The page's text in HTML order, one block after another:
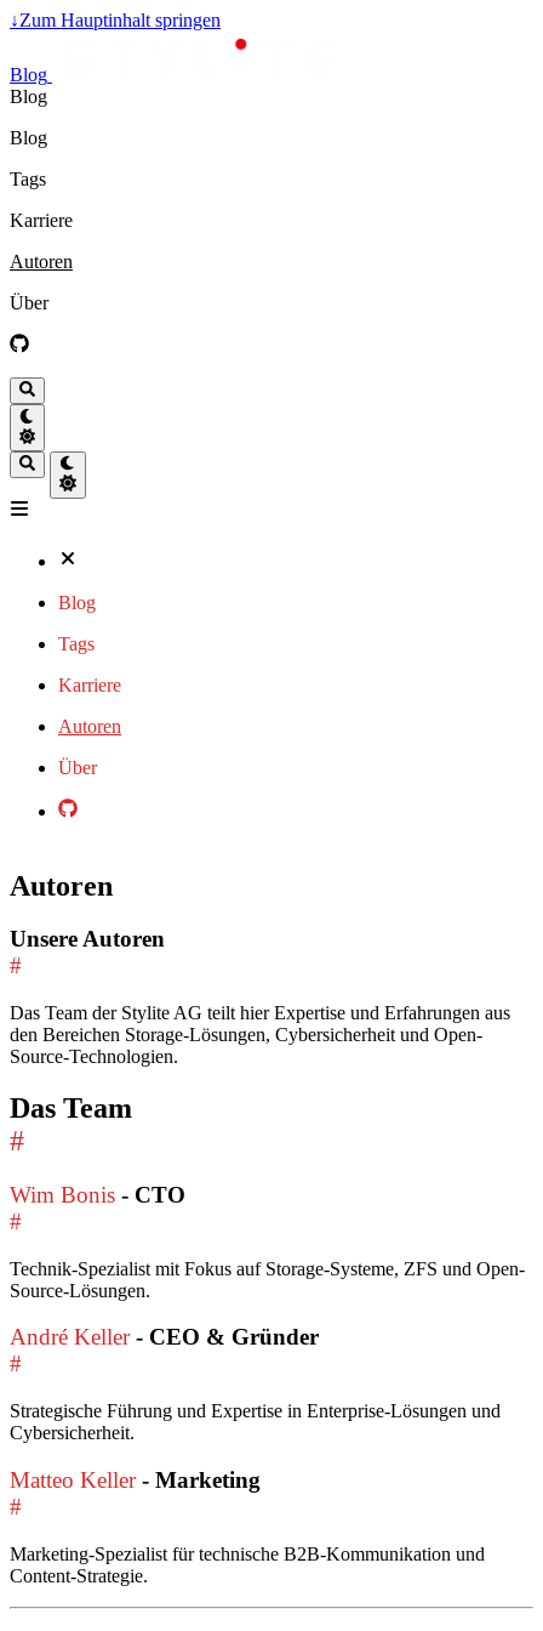
↓Zum Hauptinhalt springen
Blog
Blog
Blog
Tags
Karriere
Autoren
Über
Blog
Tags
Karriere
Autoren
Über
Autoren
Unsere Autoren
#
Das Team der Stylite AG teilt hier Expertise und Erfahrungen aus
den Bereichen Storage-Lösungen, Cybersicherheit und Open-
Source-Technologien.
Das Team
#
Wim Bonis - CTO
#
Technik-Spezialist mit Fokus auf Storage-Systeme, ZFS und Open-
Source-Lösungen.
André Keller- CEO & Gründer
#
Strategische Führung und Expertise in Enterprise-Lösungen und
Cybersicherheit.
Matteo Keller- Marketing
#
Marketing-Spezialist für technische B2B-Kommunikation und
Content-Strategie.